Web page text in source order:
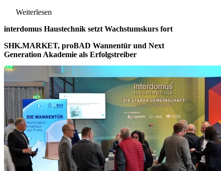
Weiterlesen
interdomus Haustechnik setzt Wachstumskurs fort
SHK.MARKET, proBAD Wannentür und Next
Generation Akademie als Erfolgstreiber